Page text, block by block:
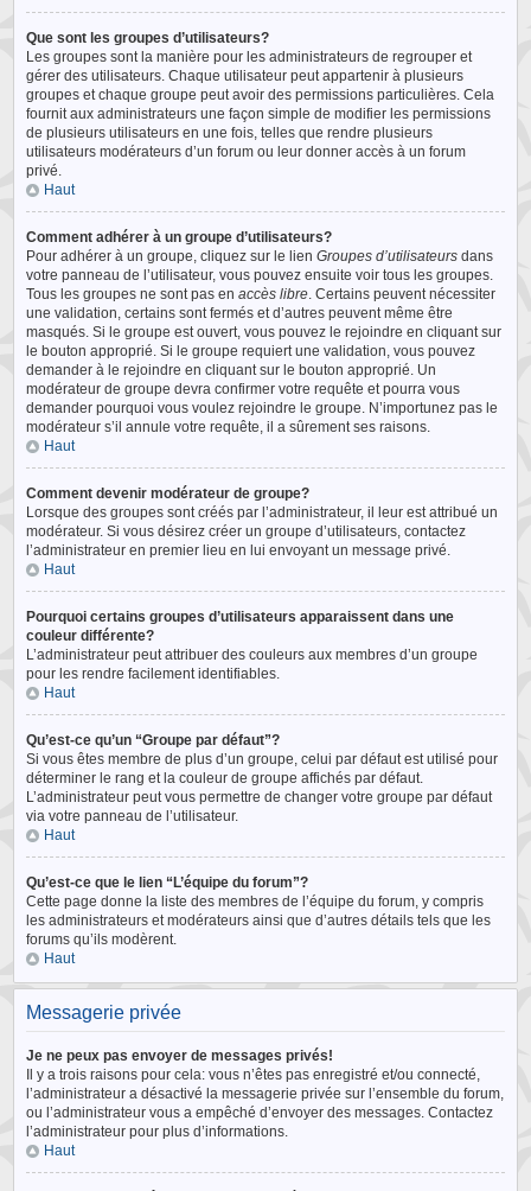
Que sont les groupes d’utilisateurs?
Les groupes sont la manière pour les administrateurs de regrouper et
gérer des utilisateurs. Chaque utilisateur peut appartenir à plusieurs
groupes et chaque groupe peut avoir des permissions particulières. Cela
fournit aux administrateurs une façon simple de modifier les permissions
de plusieurs utilisateurs en une fois, telles que rendre plusieurs
utilisateurs modérateurs d’un forum ou leur donner accès à un forum
privé.
Haut
Comment adhérer à un groupe d’utilisateurs?
Pour adhérer à un groupe, cliquez sur le lienGroupes d’utilisateurs dans
votre panneau de l’utilisateur, vous pouvez ensuite voir tous les groupes.
Tous les groupes ne sont pas enaccès libre. Certains peuvent nécessiter
une validation, certains sont fermés et d’autres peuvent même être
masqués. Si le groupe est ouvert, vous pouvez le rejoindre en cliquant sur
le bouton approprié. Si le groupe requiert une validation, vous pouvez
demander à le rejoindre en cliquant sur le bouton approprié. Un
modérateur de groupe devra confirmer votre requête et pourra vous
demander pourquoi vous voulez rejoindre le groupe. N’importunez pas le
modérateur s’il annule votre requête, il a sûrement ses raisons.
Haut
Comment devenir modérateur de groupe?
Lorsque des groupes sont créés par l’administrateur, il leur est attribué un
modérateur. Si vous désirez créer un groupe d’utilisateurs, contactez
l’administrateur en premier lieu en lui envoyant un message privé.
Haut
Pourquoi certains groupes d’utilisateurs apparaissent dans une
couleur différente?
L’administrateur peut attribuer des couleurs aux membres d’un groupe
pour les rendre facilement identifiables.
Haut
Qu’est-ce qu’un “Groupe par défaut”?
Si vous êtes membre de plus d’un groupe, celui par défaut est utilisé pour
déterminer le rang et la couleur de groupe affichés par défaut.
L’administrateur peut vous permettre de changer votre groupe par défaut
via votre panneau de l’utilisateur.
Haut
Qu’est-ce que le lien “L’équipe du forum”?
Cette page donne la liste des membres de l’équipe du forum, y compris
les administrateurs et modérateurs ainsi que d’autres détails tels que les
forums qu’ils modèrent.
Haut
Messagerie privée
Je ne peux pas envoyer de messages privés!
Il y a trois raisons pour cela: vous n’êtes pas enregistré et/ou connecté,
l’administrateur a désactivé la messagerie privée sur l’ensemble du forum,
ou l’administrateur vous a empêché d’envoyer des messages. Contactez
l’administrateur pour plus d’informations.
Haut